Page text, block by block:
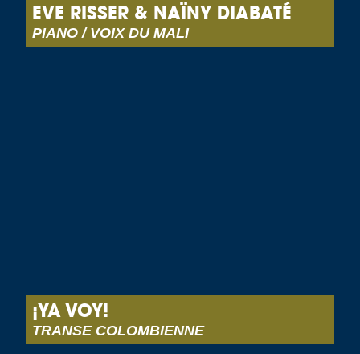
EVE RISSER & NAÏNY DIABATÉ
PIANO / VOIX DU MALI
¡YA VOY!
TRANSE COLOMBIENNE